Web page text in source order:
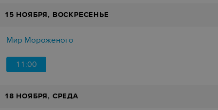
15 НОЯБРЯ, ВОСКРЕСЕНЬЕ
Мир Мороженого
11:00
18 НОЯБРЯ, СРЕДА